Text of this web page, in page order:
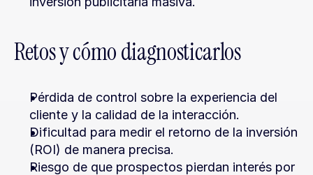
Retos y cómo diagnosticarlos
Pérdida de control sobre la experiencia del
cliente y la calidad de la interacción.
Dificultad para medir el retorno de la inversión
(ROI) de manera precisa.
Riesgo de que prospectos pierdan interés por